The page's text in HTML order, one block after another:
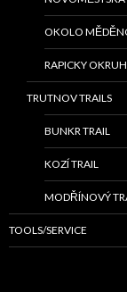
OKOLO
RAPICKY OKRUH
TRUTNOV TRAILS
BUNKR TRAIL
KOZÍ TRAIL
MODŘÍNOVÝ
TOOLS/SERVICE